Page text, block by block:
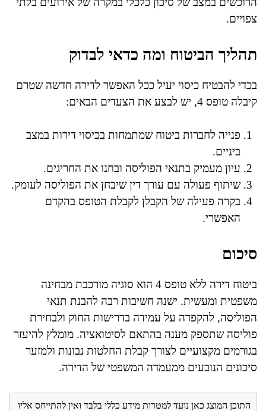
צפויים.
תהליך הביטוח ומה כדאי לבדוק
בכדי להבטיח כיסוי יעיל ככל האפשר לדירה חדשה שטרם
קיבלה טופס 4, יש לבצע את הצעדים הבאים:
פנייה לחברות ביטוח שמתמחות בכיסוי דירות במצב
ביניים.
עיון מעמיק בתנאי הפוליסה ובחנו את החריגים.
שיתוף פעולה עם עורך דין שיבחן את הפוליסה לעומק.
בקרה פעילה של הקבלן לקבלת הטופס בהקדם
האפשרי.
סיכום
ביטוח דירה ללא טופס 4 הוא סוגיה מורכבת מבחינה
משפטית ומעשית. ישנה חשיבות רבה להבנת תנאי
הפוליסה, להקפדה על עמידה בדרישות החוק ולבחירת
פוליסה שתספק מענה בהתאם לסיטואציה. מומלץ להיעזר
בגורמים מקצועיים לצורך קבלת החלטות נבונות ולמזער
סיכונים הנובעים ממעמדה המשפטי של הדירה.
התוכן המוצג כאן נועד למטרות מידע כללי בלבד ואין להתייחס אליו